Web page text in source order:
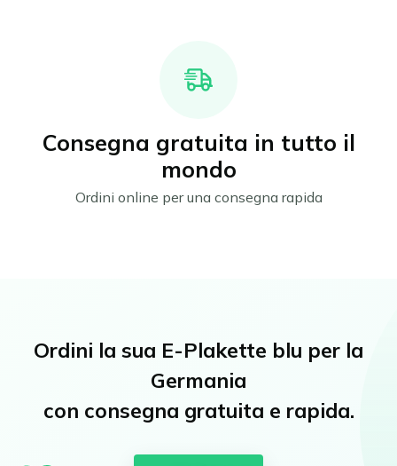
Consegna gratuita in tutto il
mondo
Ordini online per una consegna rapida
Ordini la sua E-Plakette blu per la
Germania
con consegna gratuita e rapida.